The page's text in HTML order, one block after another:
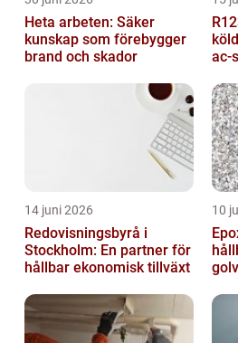
Heta arbeten: Säker
kunskap som förebygger
brand och skador
ac-
14 juni 2026
Redovisningsbyrå i
Stockholm: En partner för
hållbar ekonomisk tillväxt
10